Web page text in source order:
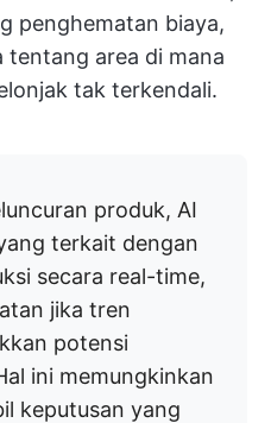
penghematan biaya,
tentang area di mana
tak terkendali.
produk, AI
terkait dengan
secara real-time,
jika tren
potensi
ini memungkinkan
keputusan yang